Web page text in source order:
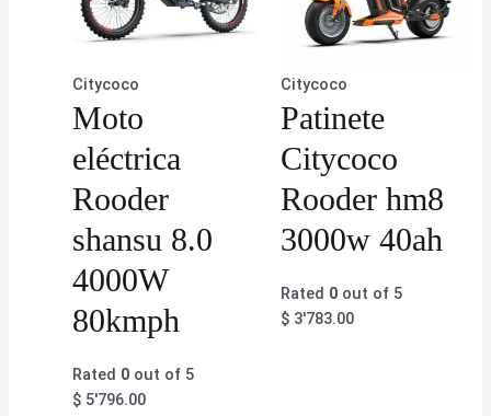
Citycoco
Moto
eléctrica
Rooder
shansu 8.0
4000W
80kmph
Rated 0 out of 5
$ 5'796.00
Citycoco
Patinete
Citycoco
Rooder hm8
3000w 40ah
Rated 0out of 5
$3'783.00